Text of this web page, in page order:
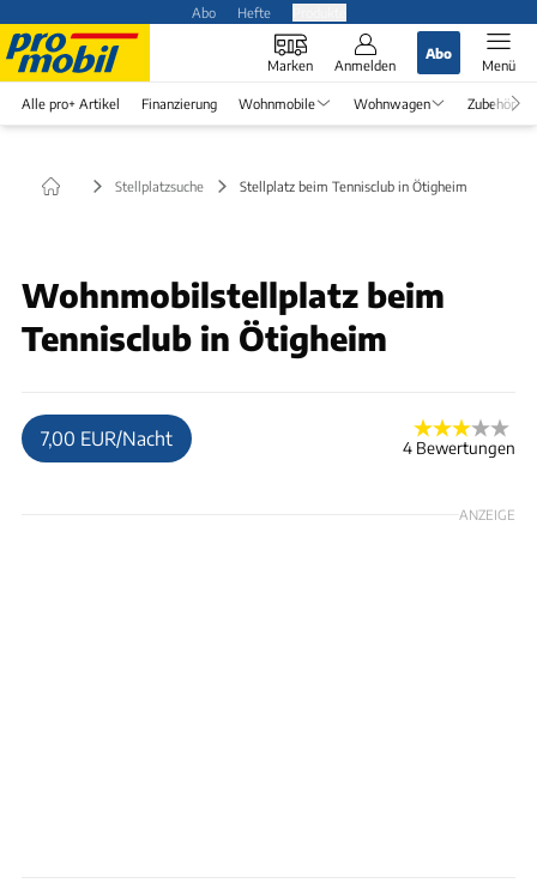
Abo Hefte
Marken Anmelden
Abo
Menü
Alle pro+ Artikel Finanzierung Wohnmobile Wohnwagen Zubehör
Stellplatzsuche Stellplatz beim Tennisclub in Ötigheim
Wohnmobilstellplatz beim
Tennisclub in Ötigheim
7,00 EUR/Nacht 4 Bewertungen
ANZEIGE